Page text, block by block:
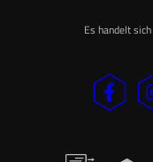
Es handelt